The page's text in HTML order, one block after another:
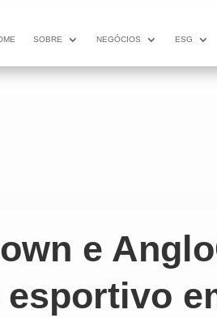
SOBRE NEGÓCIOS ESG
e